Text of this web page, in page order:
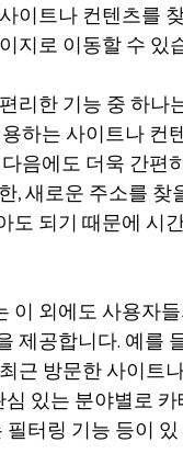
이트나 컨텐츠를
지로 이동할 수 있
리한 기능 중 하나
하는 사이트나 컨
음에도 더욱 간편
, 새로운 주소를 찾
도 되기 때문에 시
이 외에도 사용자
제공합니다. 예를
근 방문한 사이트
심 있는 분야별로
필터링 기능 등이 있